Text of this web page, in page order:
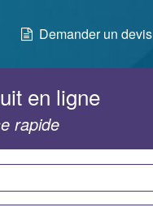
Demander un devis
en ligne
rapide